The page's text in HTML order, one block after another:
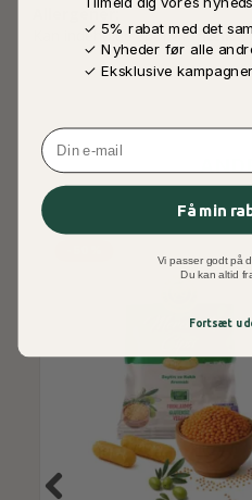
Allergener:
Kan indeholde spor afmælk
✓ 5% rabat med det
✓ Nyheder før alle
✓ Eksklusive
Email
Få min
Vi passer godt på
Du kan altid
Fortsæt